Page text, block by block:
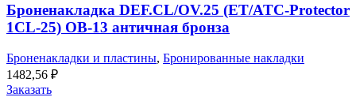
Броненакладка DEF.CL/OV.25 (ET/ATC-Protector
1CL-25) OB-13 античная бронза
Броненакладки и пластины, Бронированные накладки
1482,56 ₽
Заказать